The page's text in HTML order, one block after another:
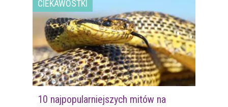
CIEKAWOSTKI
10 najpopularniejszych mitów na